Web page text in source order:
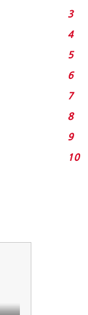
3
4
5
6
7
8
9
10